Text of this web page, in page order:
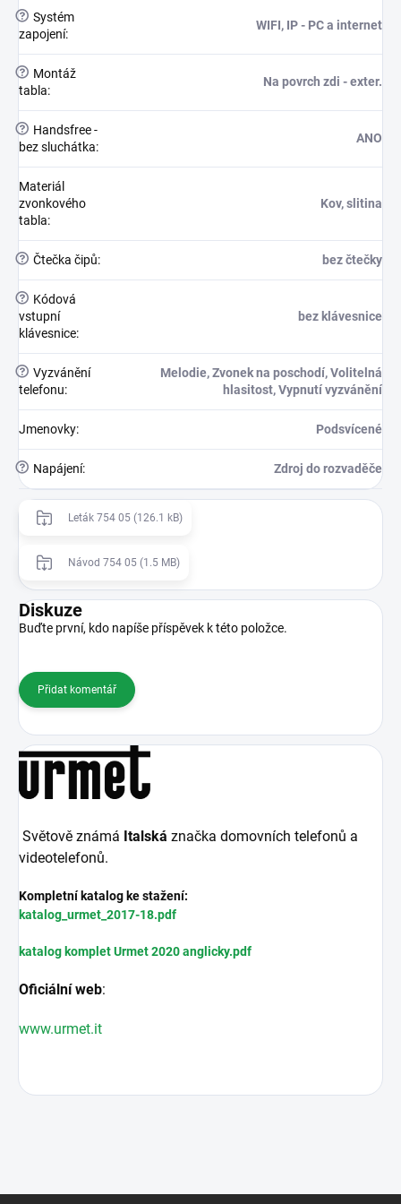
? Systém
zapojení:
WIFI, IP - PC a internet
?
Montáž
tabla:
Na povrch zdi - exter.
?
Handsfree -
bez sluchátka:
ANO
Materiál
zvonkového
tabla:
Kov, slitina
? Čtečka čipů: bez čtečky
?
Kódová
vstupní
klávesnice:
bez klávesnice
? Vyzvánění
telefonu:
Melodie, Zvonek na poschodí, Volitelná
hlasitost, Vypnutí vyzvánění
Jmenovky: Podsvícené
? Napájení: Zdroj do rozvaděče
Leták 754 05 (126.1 kB)
Návod 754 05 (1.5 MB)
Diskuze
Buďte první, kdo napíše příspěvek k této položce.
Přidat komentář
Světově známá Italská značka domovních telefonů a
videotelefonů.
Kompletní katalog ke stažení:
katalog_urmet_2017-18.pdf
katalog komplet Urmet 2020 anglicky.pdf
Oficiální web:
www.urmet.it